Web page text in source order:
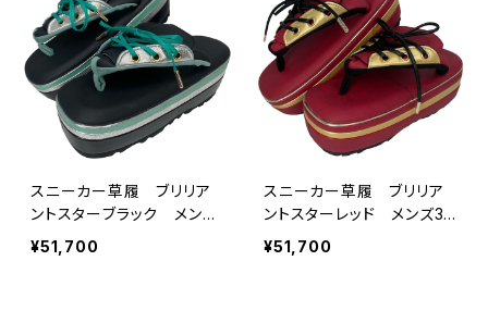
スニーカー草履 ブリリア
ントスターブラック メンズ
3サイズ キモノグラース×
Ryujin コラボオリジナ
¥51,700
スニーカー草履 ブリリア
ントスターレッド メンズ3
サイズ キモノグラース×R
yujin コラボオリジナル
¥51,700